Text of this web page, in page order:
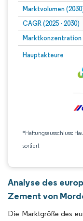
Marktvolumen
CAGR (2025 - 2030)
Marktkonzentration
Hauptakteure
*Haftungsausschluss:
sortiert
Analyse des
Zement von
Die Marktgröße des